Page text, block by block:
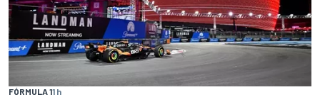
FÓRMULA 11 h